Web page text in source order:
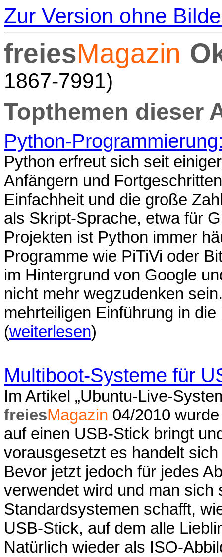
Zur Version ohne
freiesMagazin
1867-7991)
Topthemen dieser
Python-
Python erfreut sich seit
Anfängern und
Einfachheit und die große
als Skript-Sprache, etwa für
Projekten ist Python immer
Programme wie PiTiVi oder
im Hintergrund von Google
nicht mehr wegzudenken
mehrteiligen Einführung in
(weiterlesen)
Multiboot-Systeme für
Im Artikel „Ubuntu-Live-
freiesMagazin 04/2010
auf einen USB-Stick bringt
vorausgesetzt es handelt
Bevor jetzt jedoch für jedes
verwendet wird und man sich
Standardsystemen schafft,
USB-Stick, auf dem alle
Natürlich wieder als ISO-